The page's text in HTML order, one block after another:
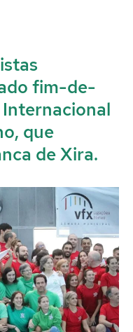
fim-de-
que
de Xira.